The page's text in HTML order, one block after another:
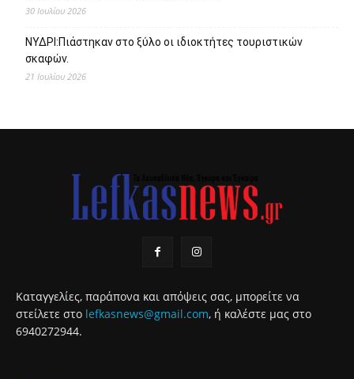
30 Ιουλίου 2026
ΝΥΔΡΙ:Πιάστηκαν στο ξύλο οι ιδιοκτήτες τουριστικών
σκαφών.
21 Ιουλίου 2026
Καταγγελίες, παράπονα και απόψεις σας, μπορείτε να
στείλετε στο lefkasnews@gmail.com, ή καλέστε μας στο
6940272944.